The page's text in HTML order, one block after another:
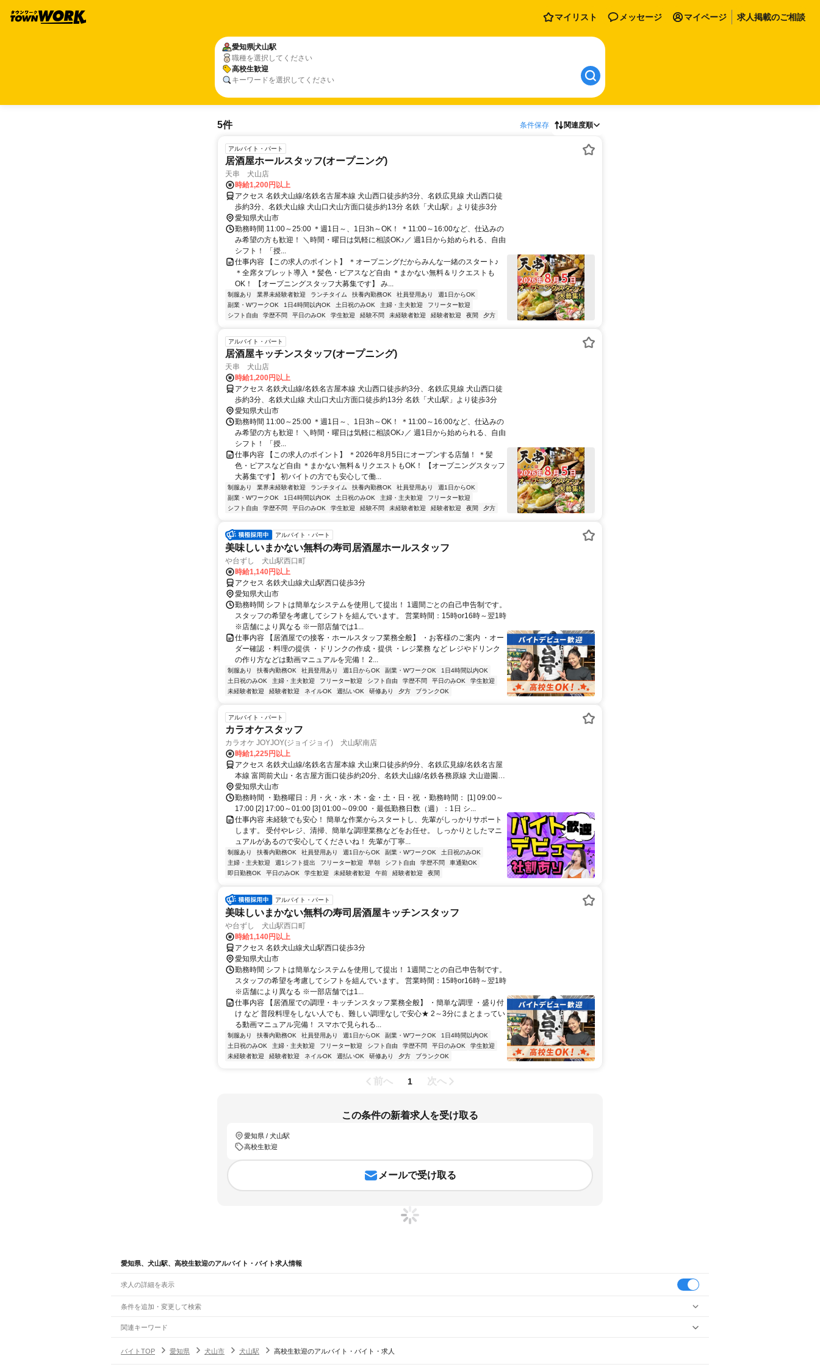
マイリスト メッセージ マイページ 求人掲載のご相談
愛知県犬山駅
職種を選択してください
高校生歓迎
キーワードを選択してください
5件 条件保存 関連度順
アルバイト・パート
居酒屋ホールスタッフ(オープニング)
天串 犬山店
時給1,200円以上
アクセス 名鉄犬山線/名鉄名古屋本線 犬山西口徒歩約3分、名鉄広見線 犬山西口徒
歩約3分、名鉄犬山線 犬山口犬山方面口徒歩約13分 名鉄「犬山駅」より徒歩3分
愛知県犬山市
勤務時間 11:00～25:00 ＊週1日～、1日3h～OK！ ＊11:00～16:00など、仕込みの
み希望の方も歓迎！ ＼時間・曜日は気軽に相談OK♪／ 週1日から始められる、自由
シフト！ 「授...
仕事内容 【この求人のポイント】 ＊オープニングだからみんな一緒のスタート♪
＊全席タブレット導入 ＊髪色・ピアスなど自由 ＊まかない無料＆リクエストも
OK！ 【オープニングスタッフ大募集です】 み...
制服あり 業界未経験者歓迎 ランチタイム 扶養内勤務OK 社員登用あり
週1日からOK
副業・WワークOK
1日4時間以内OK 土日祝のみOK 主婦・主夫歓迎
フリーター歓迎
シフト自由
学歴不問 平日のみOK 学生歓迎 経験不問 未経験者歓迎 経験者歓迎 夜間 夕方
アルバイト・パート
居酒屋キッチンスタッフ(オープニング)
天串 犬山店
時給1,200円以上
アクセス 名鉄犬山線/名鉄名古屋本線 犬山西口徒歩約3分、名鉄広見線 犬山西口徒
歩約3分、名鉄犬山線 犬山口犬山方面口徒歩約13分 名鉄「犬山駅」より徒歩3分
愛知県犬山市
勤務時間 11:00～25:00 ＊週1日～、1日3h～OK！ ＊11:00～16:00など、仕込みの
み希望の方も歓迎！ ＼時間・曜日は気軽に相談OK♪／ 週1日から始められる、自由
シフト！ 「授...
仕事内容 【この求人のポイント】 ＊2026年8月5日にオープンする店舗！ ＊髪
色・ピアスなど自由 ＊まかない無料＆リクエストもOK！ 【オープニングスタッフ
大募集です】 初バイトの方でも安心して働...
制服あり 業界未経験者歓迎 ランチタイム 扶養内勤務OK 社員登用あり
週1日からOK
副業・WワークOK
1日4時間以内OK 土日祝のみOK 主婦・主夫歓迎
フリーター歓迎
シフト自由
学歴不問 平日のみOK 学生歓迎 経験不問 未経験者歓迎 経験者歓迎 夜間 夕方
アルバイト・パート
美味しいまかない無料の寿司居酒屋ホールスタッフ
や台ずし 犬山駅西口町
時給1,140円以上
アクセス 名鉄犬山線犬山駅西口徒歩3分
愛知県犬山市
勤務時間 シフトは簡単なシステムを使用して提出！ 1週間ごとの自己申告制です。
スタッフの希望を考慮してシフトを組んでいます。 営業時間：15時or16時～翌1時
※店舗により異なる ※一部店舗では1...
仕事内容 【居酒屋での接客・ホールスタッフ業務全般】 ・お客様のご案内 ・オー
ダー確認 ・料理の提供 ・ドリンクの作成・提供 ・レジ業務 など レジやドリンク
の作り方などは動画マニュアルを完備！ 2...
制服あり 扶養内勤務OK 社員登用あり 週1日からOK 副業・WワークOK
1日4時間以内OK
土日祝のみOK
主婦・主夫歓迎 フリーター歓迎 シフト自由 学歴不問 平日のみOK
学生歓迎
未経験者歓迎
経験者歓迎 ネイルOK 週払いOK 研修あり 夕方 ブランクOK
アルバイト・パート
カラオケスタッフ
カラオケ JOYJOY(ジョイジョイ) 犬山駅南店
時給1,225円以上
アクセス 名鉄犬山線/名鉄名古屋本線 犬山東口徒歩約9分、名鉄広見線/名鉄名古屋
本線 富岡前犬山・名古屋方面口徒歩約20分、名鉄犬山線/名鉄各務原線 犬山遊園東
口徒歩約24分
愛知県犬山市
勤務時間 ・勤務曜日：月・火・水・木・金・土・日・祝 ・勤務時間： [1] 09:00～
17:00 [2] 17:00～01:00 [3] 01:00～09:00 ・最低勤務日数（週）：1日 シ...
仕事内容 未経験でも安心！ 簡単な作業からスタートし、先輩がしっかりサポート
します。 受付やレジ、清掃、簡単な調理業務などをお任せ。 しっかりとしたマニ
ュアルがあるので安心してくださいね！ 先輩が丁寧...
制服あり 扶養内勤務OK 社員登用あり 週1日からOK 副業・WワークOK
土日祝のみOK
主婦・主夫歓迎
週1シフト提出 フリーター歓迎 早朝 シフト自由 学歴不問
車通勤OK
即日勤務OK
平日のみOK 学生歓迎 未経験者歓迎 午前 経験者歓迎 夜間
アルバイト・パート
美味しいまかない無料の寿司居酒屋キッチンスタッフ
や台ずし 犬山駅西口町
時給1,140円以上
アクセス 名鉄犬山線犬山駅西口徒歩3分
愛知県犬山市
勤務時間 シフトは簡単なシステムを使用して提出！ 1週間ごとの自己申告制です。
スタッフの希望を考慮してシフトを組んでいます。 営業時間：15時or16時～翌1時
※店舗により異なる ※一部店舗では1...
仕事内容 【居酒屋での調理・キッチンスタッフ業務全般】 ・簡単な調理 ・盛り付
け など 普段料理をしない人でも、難しい調理なしで安心★ 2～3分にまとまってい
る動画マニュアル完備！ スマホで見られる...
制服あり 扶養内勤務OK 社員登用あり 週1日からOK 副業・WワークOK
1日4時間以内OK
土日祝のみOK
主婦・主夫歓迎 フリーター歓迎 シフト自由 学歴不問 平日のみOK
学生歓迎
未経験者歓迎
経験者歓迎 ネイルOK 週払いOK 研修あり 夕方 ブランクOK
前へ 1 次へ
この条件の新着求人を受け取る
愛知県 / 犬山駅
高校生歓迎
メールで受け取る
愛知県、犬山駅、高校生歓迎のアルバイト・バイト求人情報
求人の詳細を表示
条件を追加・変更して検索
市区町村を追加・変更
愛知県すべて
駅を追加・変更
関連キーワード
バイトTOP
愛知県 犬山市 犬山駅 高校生歓迎のアルバイト・バイト・求人